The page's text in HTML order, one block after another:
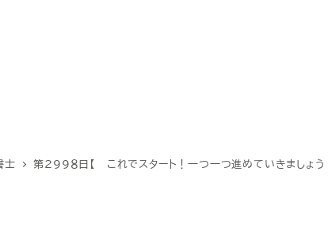
士 第２９９８日【 これでスタート！一つ一つ進めていきましょ